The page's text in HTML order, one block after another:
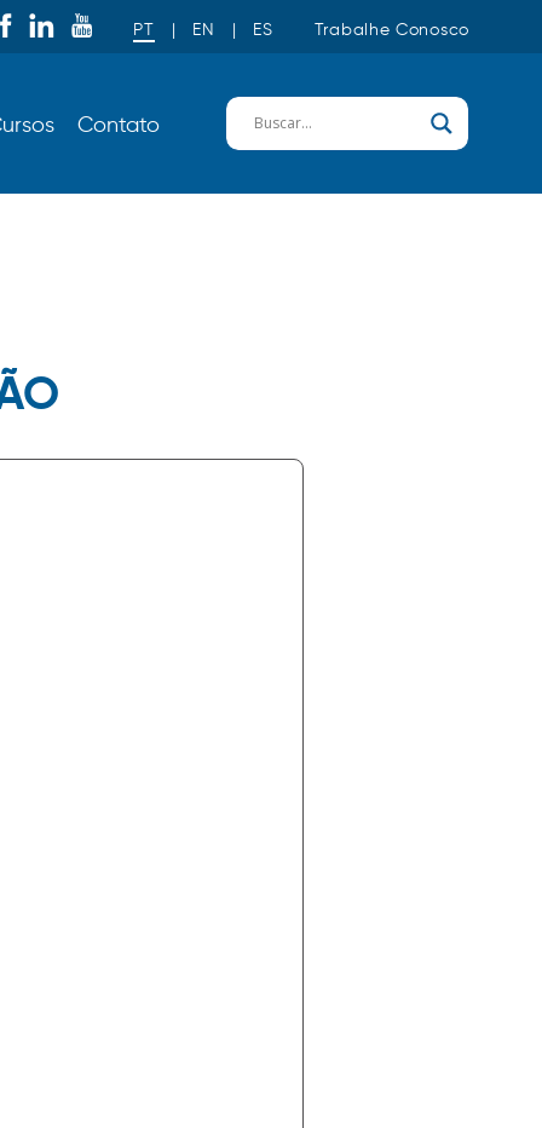
PT | EN | ES Trabalhe Conosco
Contato